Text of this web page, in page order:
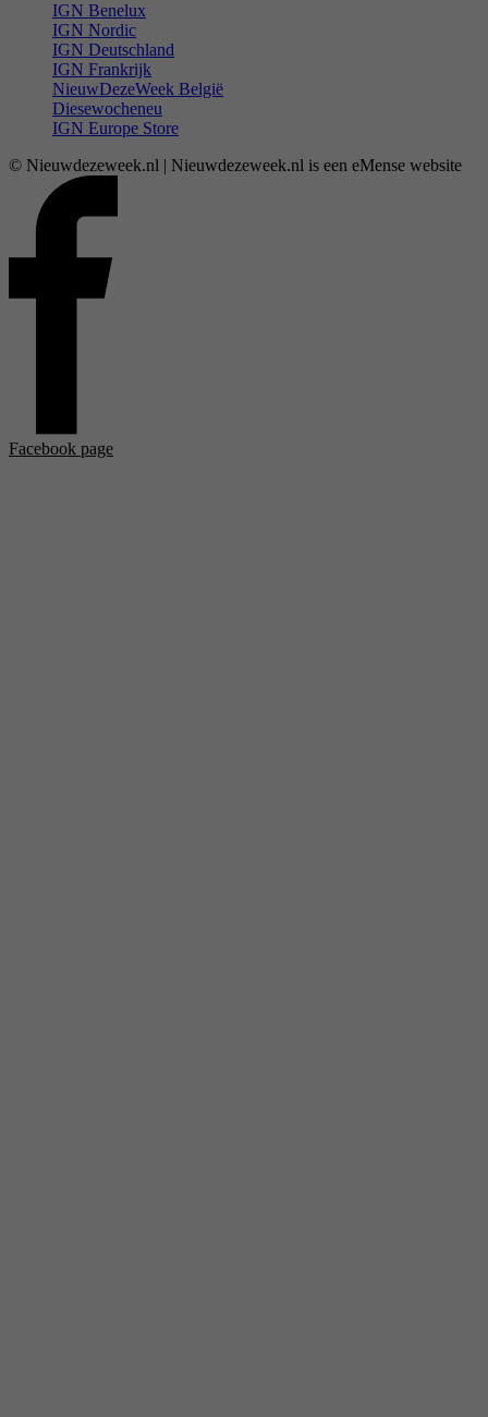
IGN Benelux
IGN Nordic
IGN Deutschland
IGN Frankrijk
NieuwDezeWeek België
Diesewocheneu
IGN Europe Store
© Nieuwdezeweek.nl | Nieuwdezeweek.nl is een eMense website
Facebook page